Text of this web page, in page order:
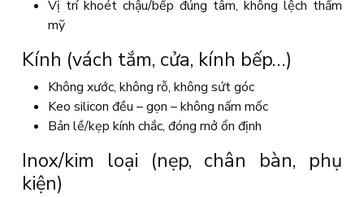
Vị trí khoét chậu/bếp đúng tâm, không lệch thẩm
mỹ
Kính (vách tắm, cửa, kính bếp…)
Không xước, không rỗ, không sứt góc
Keo silicon đều – gọn – không nấm mốc
Bản lề/kẹp kính chắc, đóng mở ổn định
Inox/kim loại (nẹp, chân bàn, phụ
kiện)